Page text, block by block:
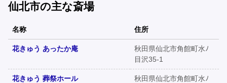
仙北市の主な斎場
名称 住所
花きゅう あったか庵
秋田県仙北市角館町水ﾉ
目沢35-1
花きゅう 葬祭ホール
秋田県仙北市角館町水ﾉ